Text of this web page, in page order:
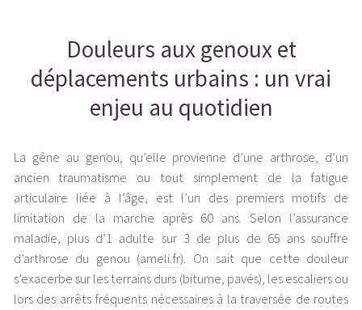
Douleurs aux genoux et
déplacements urbains : un vrai
enjeu au quotidien
La gêne au genou, qu’elle provienne d’une arthrose, d’un
ancien traumatisme ou tout simplement de la fatigue
articulaire liée à l’âge, est l’un des premiers motifs de
limitation de la marche après 60 ans. Selon l’assurance
maladie, plus d’1 adulte sur 3 de plus de 65 ans souffre
d’arthrose du genou (ameli.fr). On sait que cette douleur
s’exacerbe sur les terrains durs (bitume, pavés), les escaliers ou
lors des arrêts fréquents nécessaires à la traversée de routes